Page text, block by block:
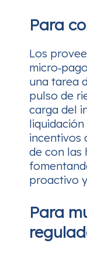
Para
Los
una tarea
pulso de
carga del
incentivos
de con las
proactivo
Para